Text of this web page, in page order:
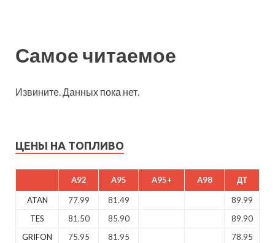
Самое читаемое
Извините. Данных пока нет.
ЦЕНЫ НА ТОПЛИВО
A92 A95 A95+ A98 ДТ
ATAN 77.99 81.49
89.99
TES
81.50 85.90
89.90
GRIFON
75.95 81.95 78.95